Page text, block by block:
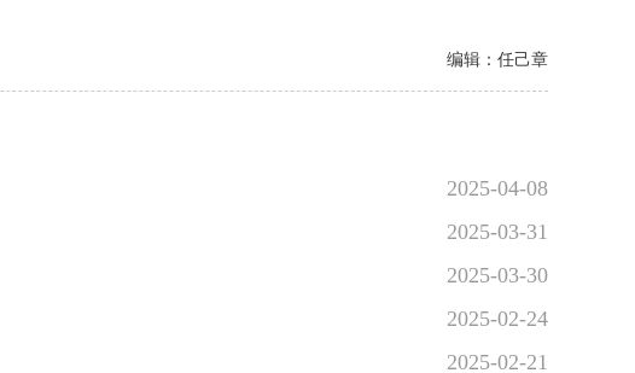
编辑：任己章
2025-04-08
2025-03-31
2025-03-30
2025-02-24
2025-02-21